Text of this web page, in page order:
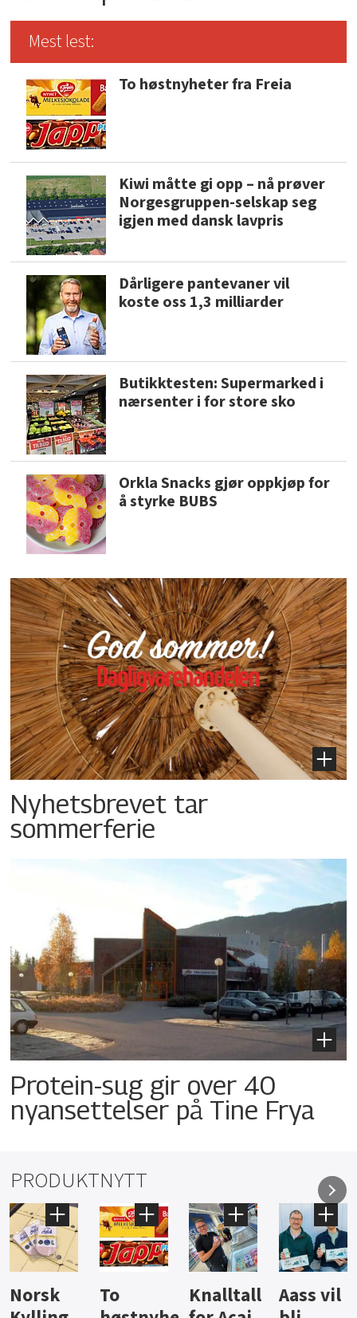
Mest lest:
To høstnyheter fra Freia
Kiwi måtte gi opp – nå prøver
Norgesgruppen-selskap seg
igjen med dansk lavpris
Dårligere pantevaner vil
koste oss 1,3 milliarder
Butikktesten: Supermarked i
nærsenter i for store sko
Orkla Snacks gjør oppkjøp for
å styrke BUBS
Nyhetsbrevet tar
sommerferie
Protein-sug gir over 40
nyansettelser på Tine Frya
PRODUKTNYTT
Knalltall
Aass vil
Brus og
Hard